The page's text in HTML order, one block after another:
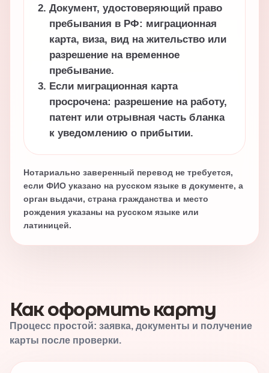
Документ, удостоверяющий право
пребывания в РФ: миграционная
карта, виза, вид на жительство или
разрешение на временное
пребывание.
Если миграционная карта
просрочена: разрешение на работу,
патент или отрывная часть бланка
к уведомлению о прибытии.
Нотариально заверенный перевод не требуется,
если ФИО указано на русском языке в документе, а
орган выдачи, страна гражданства и место
рождения указаны на русском языке или
латиницей.
Как оформить карту
Процесс простой: заявка, документы и получение
карты после проверки.